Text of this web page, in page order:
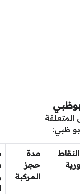
ظبي:
مدة
حجز
المركبة